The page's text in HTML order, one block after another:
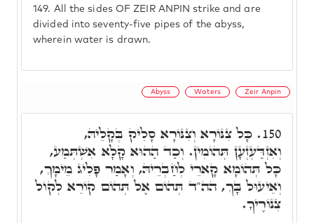
149. All the sides OF ZEIR ANPIN strike and are
divided into seventy-five pipes of the abyss,
wherein water is drawn.
Abyss Waters Zeir Anpin
150. כָּל צִנּוֹרָא וְצִנּוֹרָא סָלִיק בְּקָלֵיהּ,
וְאִזְדַּעְזְעָן תְּהוֹמִין. וְכַד הַהוּא קָלָא אִשְׁתְּמַע,
כָּל תְּהוֹמָא קָארֵי לְחַבְרֵיהּ, וְאָמַר פָּלִיג מֵימָךְ,
וְאֵיעוּל בָּךְ, הה"ד תְּהוֹם אֶל תְּהוֹם קוֹרֵא לְקוֹל
צִנּוֹרֶיךָ.